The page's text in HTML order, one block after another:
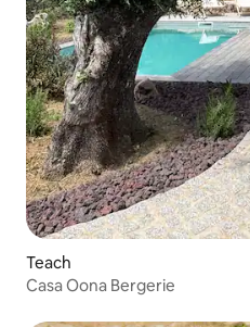
Teach
Casa Oona Bergerie